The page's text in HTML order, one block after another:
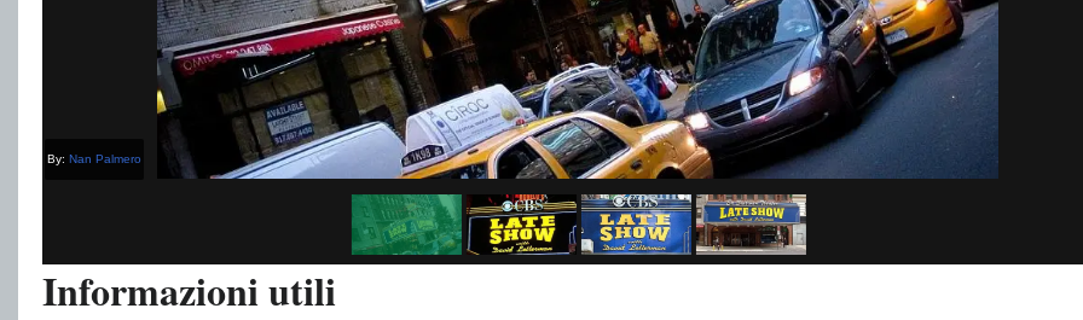
By: Nan Palmero
Informazioni utili